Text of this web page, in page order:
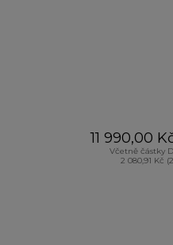
11 990,00
Včetně částky
2 080,91 Kč